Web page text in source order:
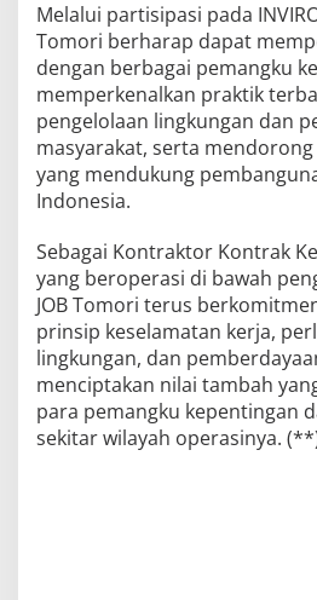
Melalui partisipasi pada
Tomori berharap dapat
dengan berbagai pemangku
memperkenalkan praktik
pengelolaan lingkungan dan
masyarakat, serta
yang mendukung
Indonesia.
Sebagai Kontraktor Kontrak
yang beroperasi di bawah
JOB Tomori terus
prinsip keselamatan kerja,
lingkungan, dan
menciptakan nilai tambah
para pemangku kepentingan
sekitar wilayah operasinya.